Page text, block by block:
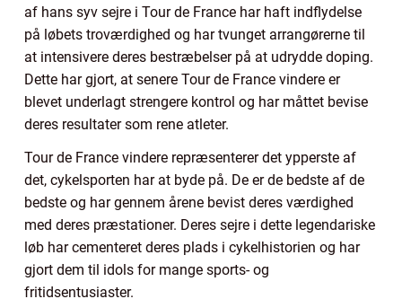
af hans syv sejre i Tour de France har haft indflydelse
på løbets troværdighed og har tvunget arrangørerne til
at intensivere deres bestræbelser på at udrydde doping.
Dette har gjort, at senere Tour de France vindere er
blevet underlagt strengere kontrol og har måttet bevise
deres resultater som rene atleter.
Tour de France vindere repræsenterer det ypperste af
det, cykelsporten har at byde på. De er de bedste af de
bedste og har gennem årene bevist deres værdighed
med deres præstationer. Deres sejre i dette legendariske
løb har cementeret deres plads i cykelhistorien og har
gjort dem til idols for mange sports- og
fritidsentusiaster.